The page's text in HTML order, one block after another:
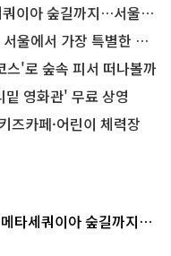
길까지…서울둘레길 15코스
장 특별한 편의점의 정체
'로 숲속 피서 떠나볼까
영화관' 무료 상영
즈카페·어린이 체력장
타세쿼이아 숲길까지…